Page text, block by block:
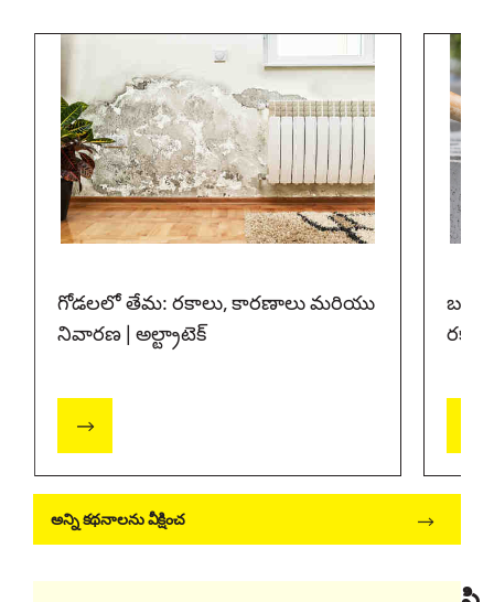
గోడలలో తేమ: రకాలు, కారణాలు మరియు
నివారణ | అల్ట్రాటెక్
అన్ని కథనాలను వీక్షించ